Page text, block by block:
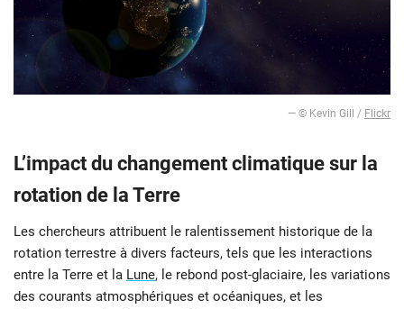
— © Kevin Gill / Flickr
L’impact du changement climatique sur la
rotation de la Terre
Les chercheurs attribuent le ralentissement historique de la
rotation terrestre à divers facteurs, tels que les interactions
entre la Terre et la Lune, le rebond post-glaciaire, les variations
des courants atmosphériques et océaniques, et les